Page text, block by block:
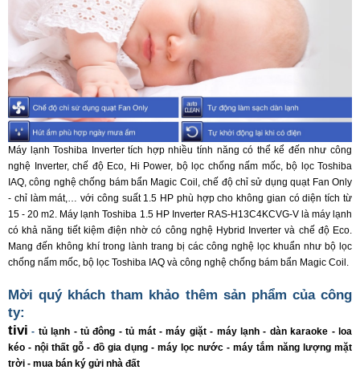
Máy lạnh Toshiba Inverter tích hợp nhiều tính năng có thể kể đến như công
nghệ Inverter, chế độ Eco, Hi Power, bộ lọc chống nấm mốc, bộ lọc Toshiba
IAQ, công nghệ chống bám bẩn Magic Coil, chế độ chỉ sử dụng quạt Fan Only
- chỉ làm mát,… với công suất 1.5 HP phù hợp cho không gian có diện tích từ
15 - 20 m2. Máy lạnh Toshiba 1.5 HP Inverter RAS-H13C4KCVG-V là máy lạnh
có khả năng tiết kiệm điện nhờ có công nghệ Hybrid Inverter và chế độ Eco.
Mang đến không khí trong lành trang bị các công nghệ lọc khuẩn như bộ lọc
chống nấm mốc, bộ lọc Toshiba IAQ và công nghệ chống bám bẩn Magic Coil.
Mời quý khách tham khảo thêm sản phẩm của công
ty:
tivi - tủlạnh -tủ đông -tủ mát-máy giặt- máy lạnh - dàn karaoke -loa
kéo -nội thất gỗ -đồ gia dụng- máy lọc nước- máy tắm năng lượng mặt
trời - mua bán ký gửi nhà đất